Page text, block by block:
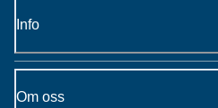
Info
Om oss